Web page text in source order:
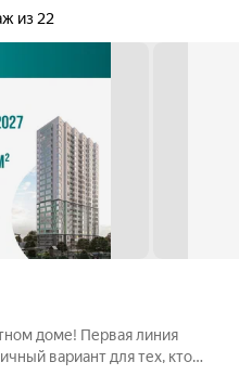
из 22
доме! Первая линия
вариант для тех, кто